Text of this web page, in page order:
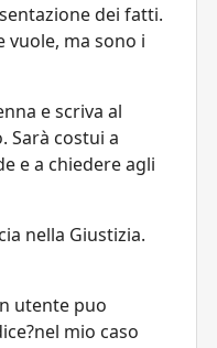
dei fatti.
vuole, ma sono i
e scriva al
Sarà costui a
e a chiedere agli
nella Giustizia.
utente puo
mio caso